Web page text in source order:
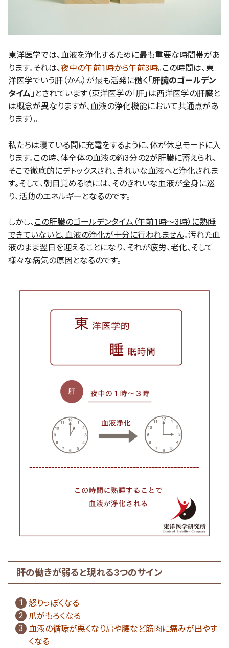
東洋医学では、血液を浄化するために最も重要な時間帯があ
ります。それは、夜中の午前1時から午前3時。この時間は、東
洋医学でいう肝（かん）が最も活発に働く「肝臓のゴールデン
タイム」 とされています（東洋医学の「肝」は西洋医学の肝臓と
は概念が異なりますが、血液の浄化機能において共通点があ
ります）。
私たちは寝ている間に充電をするように、体が休息モードに入
ります。この時、体全体の血液の約3分の2が肝臓に蓄えられ、
そこで徹底的にデトックスされ、きれいな血液へと浄化されま
す。そして、朝目覚める頃には、そのきれいな血液が全身に巡
り、活動のエネルギーとなるのです。
しかし、 この肝臓のゴールデンタイム（午前1時～3時）に熟睡
できていないと、血液の浄化が十分に行われません。汚れた血
液のまま翌日を迎えることになり、それが疲労、老化、そして
様々な病気の原因となるのです。
肝の働きが弱ると現れる3つのサイン
怒りっぽくなる
爪がもろくなる
血液の循環が悪くなり肩や腰など筋肉に痛みが出やす
くなる